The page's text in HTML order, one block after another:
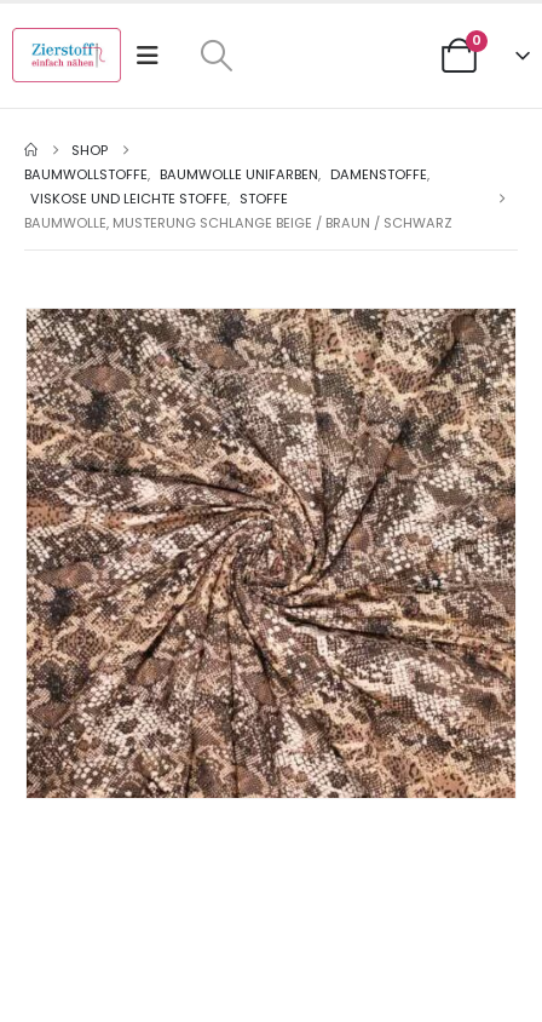
0
SHOP
BAUMWOLLSTOFFE, BAUMWOLLE UNIFARBEN, DAMENSTOFFE,
VISKOSE UND LEICHTE STOFFE, STOFFE
BAUMWOLLE, MUSTERUNG SCHLANGE BEIGE / BRAUN / SCHWARZ